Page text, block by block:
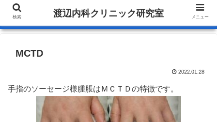
MCTD
2022.01.28
手指のソーセージ様腫脹はＭＣＴＤの特徴です。
検索 渡辺内科クリニック研究室 メニュー